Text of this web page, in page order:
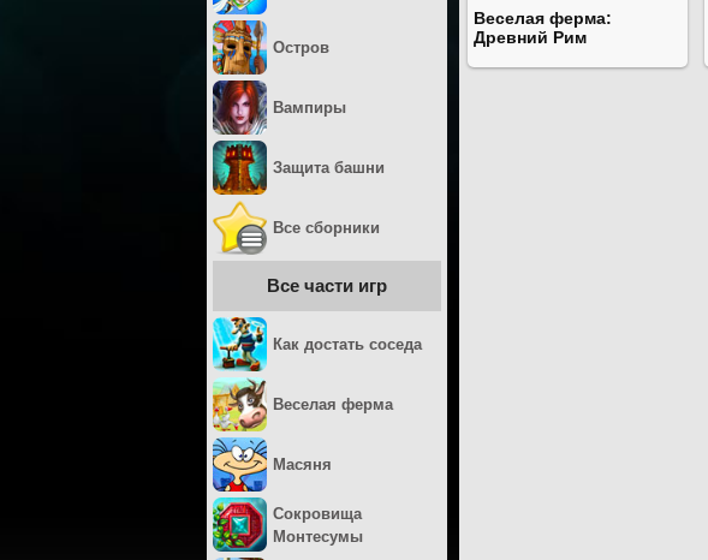
Веселая ферма:
Древний Рим
Остров
Вампиры
Защита башни
Все сборники
Все части игр
Как достать соседа
Веселая ферма
Масяня
Сокровища
Монтесумы